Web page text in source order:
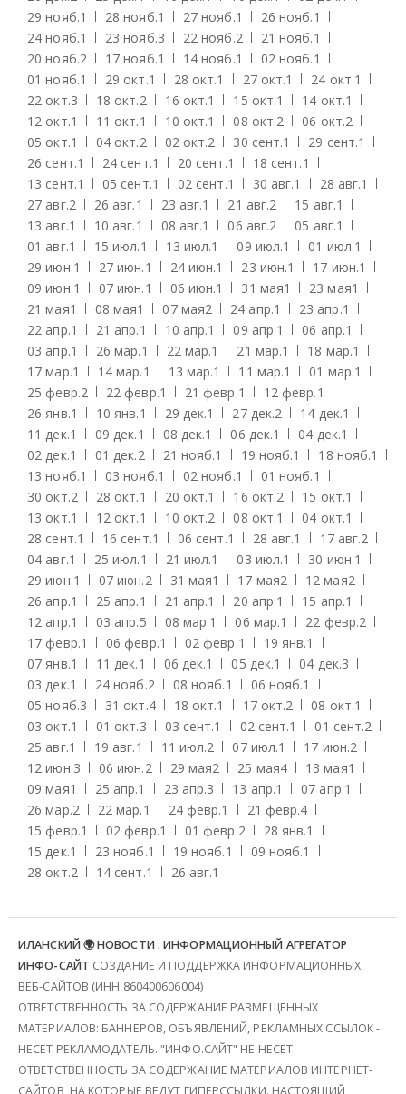
29 нояб.1 28 нояб.1 27 нояб.1 26 нояб.1
24 нояб.1 23 нояб.3 22 нояб.2 21 нояб.1
20 нояб.2 17 нояб.1 14 нояб.1 02 нояб.1
01 нояб.1 29 окт.1 28 окт.1 27 окт.1 24 окт.1
22 окт.3 18 окт.2 16 окт.1 15 окт.1 14 окт.1
12 окт.1 11 окт.1 10 окт.1 08 окт.2 06 окт.2
05 окт.1 04 окт.2 02 окт.2 30 сент.1 29 сент.1
26 сент.1 24 сент.1 20 сент.1 18 сент.1
13 сент.1 05 сент.1 02 сент.1 30 авг.1 28 авг.1
27 авг.2 26 авг.1 23 авг.1 21 авг.2 15 авг.1
13 авг.1 10 авг.1 08 авг.1 06 авг.2 05 авг.1
01 авг.1 15 июл.1 13 июл.1 09 июл.1 01 июл.1
29 июн.1 27 июн.1 24 июн.1 23 июн.1 17 июн.1
09 июн.1 07 июн.1 06 июн.1 31 мая1 23 мая1
21 мая1 08 мая1 07 мая2 24 апр.1 23 апр.1
22 апр.1 21 апр.1 10 апр.1 09 апр.1 06 апр.1
03 апр.1 26 мар.1 22 мар.1 21 мар.1 18 мар.1
17 мар.1 14 мар.1 13 мар.1 11 мар.1 01 мар.1
25 февр.2 22 февр.1 21 февр.1 12 февр.1
26 янв.1 10 янв.1 29 дек.1 27 дек.2 14 дек.1
11 дек.1 09 дек.1 08 дек.1 06 дек.1 04 дек.1
02 дек.1 01 дек.2 21 нояб.1 19 нояб.1 18 нояб.1
13 нояб.1 03 нояб.1 02 нояб.1 01 нояб.1
30 окт.2 28 окт.1 20 окт.1 16 окт.2 15 окт.1
13 окт.1 12 окт.1 10 окт.2 08 окт.1 04 окт.1
28 сент.1 16 сент.1 06 сент.1 28 авг.1 17 авг.2
04 авг.1 25 июл.1 21 июл.1 03 июл.1 30 июн.1
29 июн.1 07 июн.2 31 мая1 17 мая2 12 мая2
26 апр.1 25 апр.1 21 апр.1 20 апр.1 15 апр.1
12 апр.1 03 апр.5 08 мар.1 06 мар.1 22 февр.2
17 февр.1 06 февр.1 02 февр.1 19 янв.1
07 янв.1 11 дек.1 06 дек.1 05 дек.1 04 дек.3
03 дек.1 24 нояб.2 08 нояб.1 06 нояб.1
05 нояб.3 31 окт.4 18 окт.1 17 окт.2 08 окт.1
03 окт.1 01 окт.3 03 сент.1 02 сент.1 01 сент.2
25 авг.1 19 авг.1 11 июл.2 07 июл.1 17 июн.2
12 июн.3 06 июн.2 29 мая2 25 мая4 13 мая1
09 мая1 25 апр.1 23 апр.3 13 апр.1 07 апр.1
26 мар.2 22 мар.1 24 февр.1 21 февр.4
15 февр.1 02 февр.1 01 февр.2 28 янв.1
15 дек.1 23 нояб.1 19 нояб.1 09 нояб.1
28 окт.2 14 сент.1 26 авг.1
ИЛАНСКИЙ 🌍 НОВОСТИ : ИНФОРМАЦИОННЫЙ АГРЕГАТОР
ИНФО-САЙТ СОЗДАНИЕ И ПОДДЕРЖКА ИНФОРМАЦИОННЫХ
ВЕБ-САЙТОВ (ИНН 860400606004)
ОТВЕТСТВЕННОСТЬ ЗА СОДЕРЖАНИЕ РАЗМЕЩЕННЫХ
МАТЕРИАЛОВ: БАННЕРОВ, ОБЪЯВЛЕНИЙ, РЕКЛАМНЫХ ССЫЛОК -
НЕСЕТ РЕКЛАМОДАТЕЛЬ. "ИНФО.САЙТ" НЕ НЕСЕТ
ОТВЕТСТВЕННОСТЬ ЗА СОДЕРЖАНИЕ МАТЕРИАЛОВ ИНТЕРНЕТ-
САЙТОВ, НА КОТОРЫЕ ВЕДУТ ГИПЕРССЫЛКИ. НАСТОЯЩИЙ